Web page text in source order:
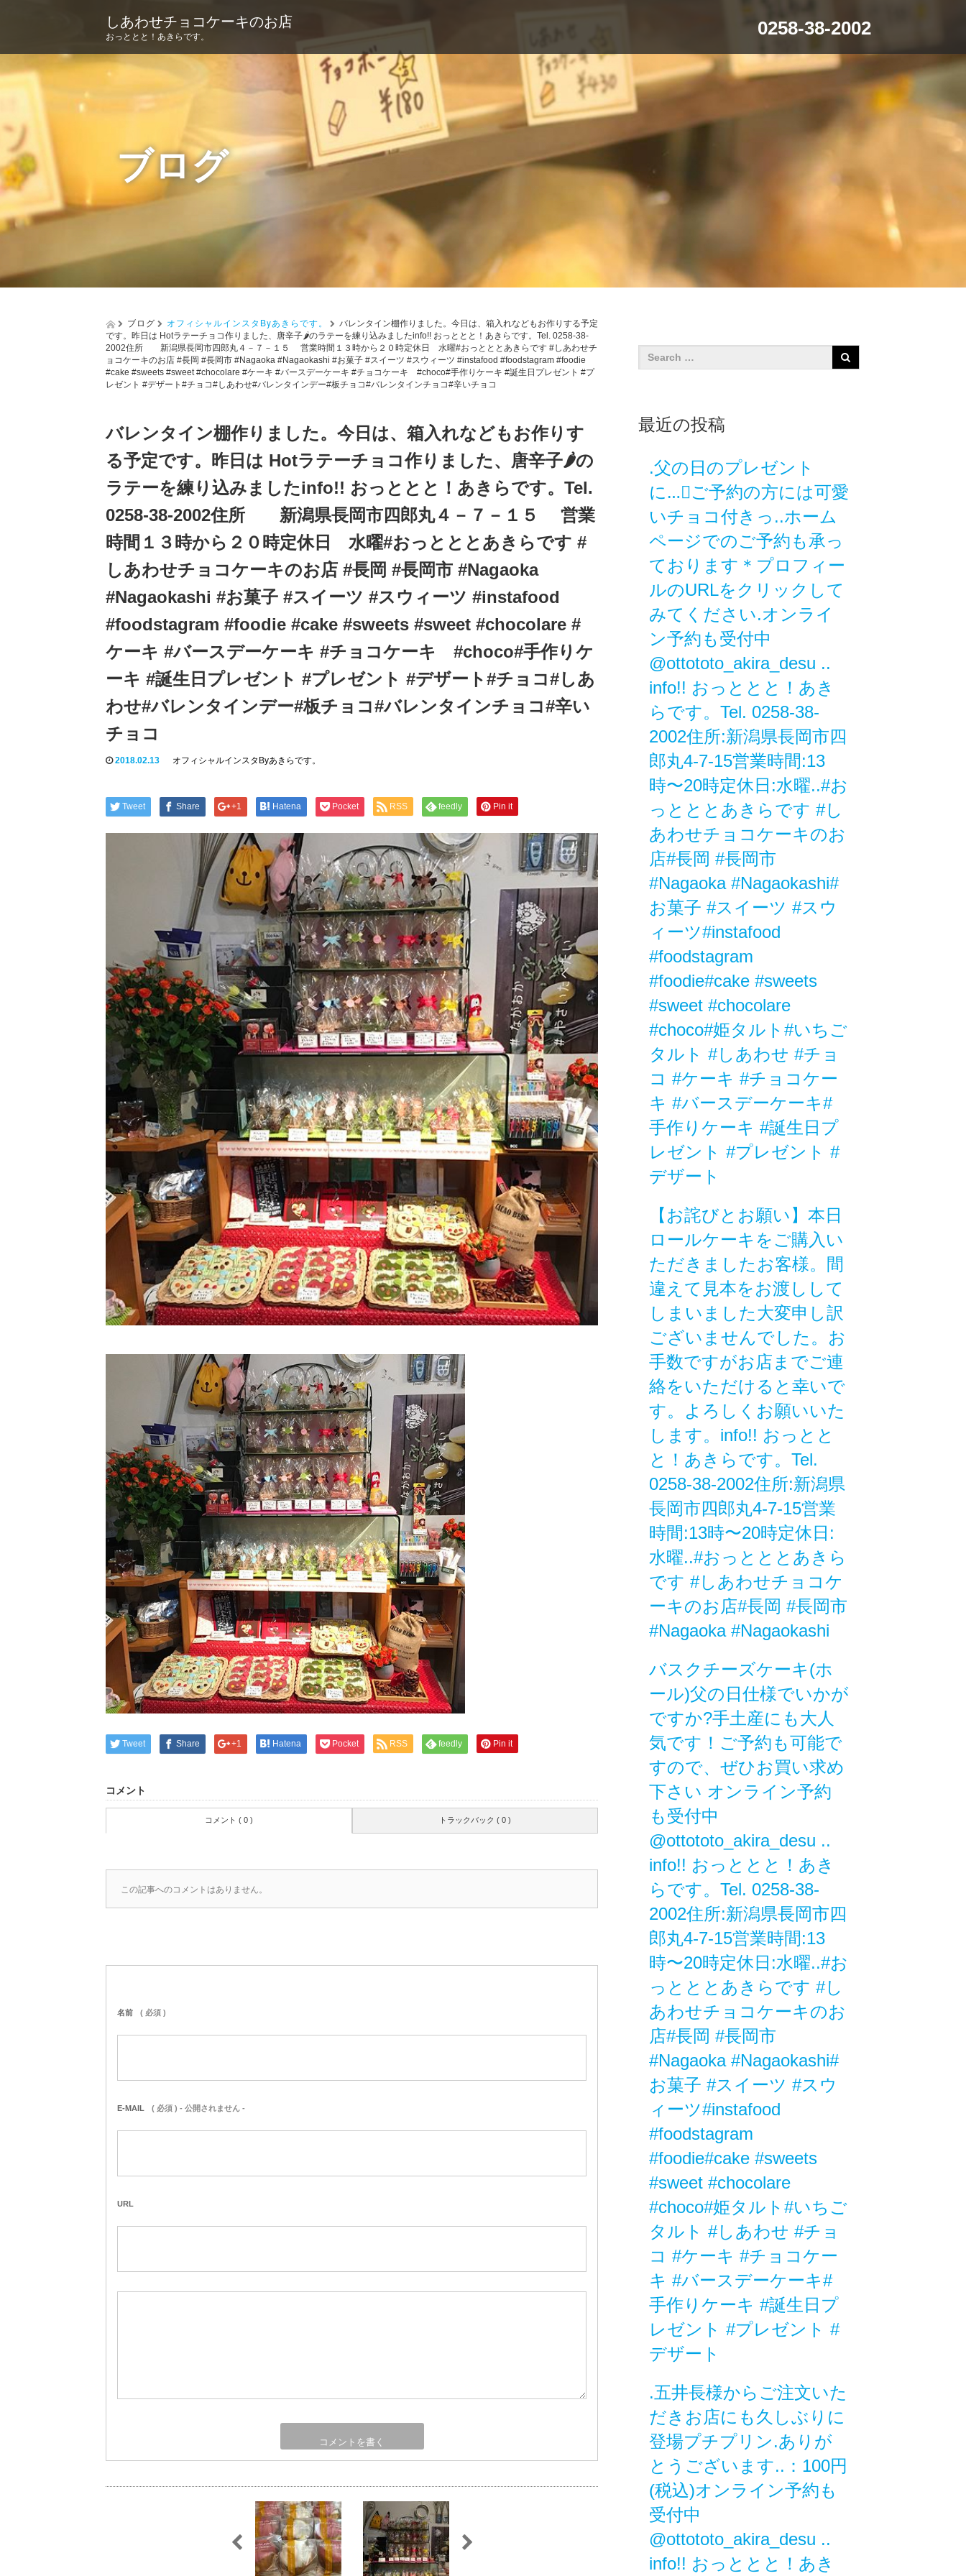
しあわせチョコケーキのお店
おっととと！あきらです。 0258-38-2002
ブログ
ブログ オフィシャルインスタByあきらです。
バレンタイン棚作りました。今日は、箱入れなどもお作りする予定
です。昨日は Hotラテーチョコ作りました、唐辛子🌶のラテーを練り込みましたinfo!! おっととと！あきらです。Tel. 0258-38-
2002住所 新潟県長岡市四郎丸４－７－１５ 営業時間１３時から２０時定休日 水曜#おっとととあきらです #しあわせチ
ョコケーキのお店 #長岡 #長岡市 #Nagaoka #Nagaokashi #お菓子 #スイーツ #スウィーツ #instafood #foodstagram #foodie
#cake #sweets #sweet #chocolare #ケーキ #バースデーケーキ #チョコケーキ #choco#手作りケーキ #誕生日プレゼント #プ
レゼント #デザート#チョコ#しあわせ#バレンタインデー#板チョコ#バレンタインチョコ#辛いチョコ
バレンタイン棚作りました。今日は、箱入れなどもお作りす
る予定です。昨日は Hotラテーチョコ作りました、唐辛子🌶の
ラテーを練り込みましたinfo!! おっととと！あきらです。Tel.
0258-38-2002住所 新潟県長岡市四郎丸４－７－１５ 営業
時間１３時から２０時定休日 水曜#おっとととあきらです #
しあわせチョコケーキのお店 #長岡 #長岡市 #Nagaoka
#Nagaokashi #お菓子 #スイーツ #スウィーツ #instafood
#foodstagram #foodie #cake #sweets #sweet #chocolare #
ケーキ #バースデーケーキ #チョコケーキ #choco#手作りケ
ーキ #誕生日プレゼント #プレゼント #デザート#チョコ#しあ
わせ#バレンタインデー#板チョコ#バレンタインチョコ#辛い
チョコ
2018.02.13 オフィシャルインスタByあきらです。
Tweet Share +1 Hatena Pocket RSS feedly Pin it
Tweet Share +1 Hatena Pocket RSS feedly Pin it
コメント
コメント ( 0 ) トラックバック ( 0 )
この記事へのコメントはありません。
名前 ( 必須 )
E-MAIL ( 必須 ) - 公開されません -
URL
最近の投稿
.父の日のプレゼント
に…🏻️ご予約の方には可愛
いチョコ付きっ..ホーム
ページでのご予約も承っ
ております＊プロフィー
ルのURLをクリックして
みてください.オンライ
ン予約も受付中
@ottototo_akira_desu ..
info!! おっととと！あき
らです。Tel. 0258-38-
2002住所:新潟県長岡市四
郎丸4-7-15営業時間:13
時〜20時定休日:水曜..#お
っとととあきらです #し
あわせチョコケーキのお
店#長岡 #長岡市
#Nagaoka #Nagaokashi#
お菓子 #スイーツ #スウ
ィーツ#instafood
#foodstagram
#foodie#cake #sweets
#sweet #chocolare
#choco#姫タルト#いちご
タルト #しあわせ #チョ
コ #ケーキ #チョコケー
キ #バースデーケーキ#
手作りケーキ #誕生日プ
レゼント #プレゼント #
デザート
【お詫びとお願い】本日
ロールケーキをご購入い
ただきましたお客様。間
違えて見本をお渡しして
しまいました大変申し訳
ございませんでした。お
手数ですがお店までご連
絡をいただけると幸いで
す。よろしくお願いいた
します。info!! おっとと
と！あきらです。Tel.
0258-38-2002住所:新潟県
長岡市四郎丸4-7-15営業
時間:13時〜20時定休日:
水曜..#おっとととあきら
です #しあわせチョコケ
ーキのお店#長岡 #長岡市
#Nagaoka #Nagaokashi
バスクチーズケーキ(ホ
ール)父の日仕様でいかが
ですか?手土産にも大人
気です！ご予約も可能で
すので、ぜひお買い求め
下さい️ オンライン予約
も受付中
@ottototo_akira_desu ..
info!! おっととと！あき
らです。Tel. 0258-38-
2002住所:新潟県長岡市四
郎丸4-7-15営業時間:13
時〜20時定休日:水曜..#お
っとととあきらです #し
あわせチョコケーキのお
店#長岡 #長岡市
#Nagaoka #Nagaokashi#
お菓子 #スイーツ #スウ
ィーツ#instafood
#foodstagram
#foodie#cake #sweets
#sweet #chocolare
#choco#姫タルト#いちご
タルト #しあわせ #チョ
コ #ケーキ #チョコケー
キ #バースデーケーキ#
手作りケーキ #誕生日プ
レゼント #プレゼント #
デザート
.五井長様からご注文いた
だきお店にも久しぶりに
登場プチプリン.ありが
とうございます..：100円
(税込)オンライン予約も
受付中
@ottototo_akira_desu ..
info!! おっととと！あき